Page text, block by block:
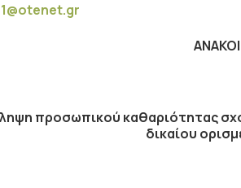
προσωπικού καθαριότητας
δικαίου